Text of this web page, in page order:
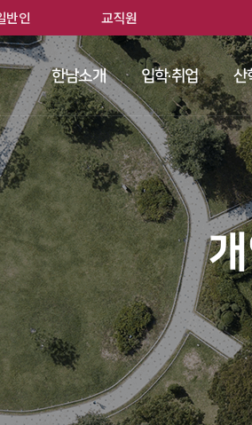
한남대학교
한남소개 입학·취업 산
반인 교직원